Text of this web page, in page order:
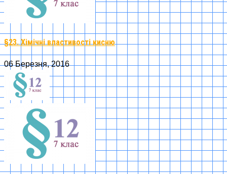
§23. Хімічні властивості кисню
06 Березня, 2016